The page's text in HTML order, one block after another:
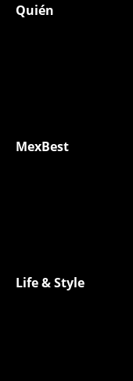
Quién
MexBest
Life & Style